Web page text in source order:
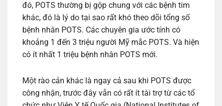
đó, POTS thường bị gộp chung với các bệnh tim
khác, đó là lý do tại sao rất khó theo dõi tổng số
bệnh nhân POTS. Các chuyên gia ước tính có
khoảng 1 đến 3 triệu người Mỹ mắc POTS. Và hiện
có ít nhất 1 triệu bệnh nhân POTS mới.
Một rào cản khác là ngay cả sau khi POTS được
công nhận, trước đây vẫn có rất ít tài trợ từ các tổ